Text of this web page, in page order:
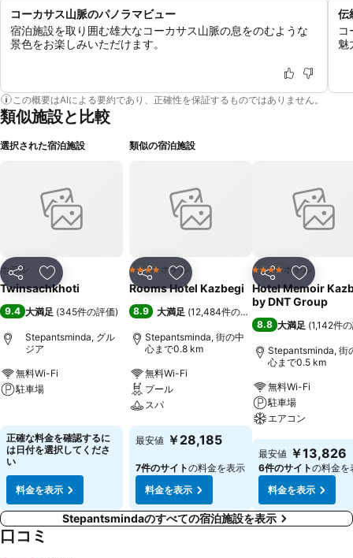
コーカサス山脈のパノラマビュー
宿泊施設を取り囲む雄大なコーカサス山脈の息をのむような
景色をお楽しみいただけます。
伝
コ
魅
この概要はAIによる要約であり、正確性を保証するものではありません。
類似施設と比較
選択された宿泊施設
シェア お気に入りに追加
ホテル
Twinsachkhoti
9.4 大満足 (345件の評価)
Stepantsminda, グル
ジア
無料Wi-Fi
駐車場
正確な料金を確認するに
は日付を選択してくださ
い
料金を表示
類似の宿泊施設
シェア お気に入りに追加
4 ホテルのランク
ホテル
Rooms Hotel Kazbegi
8.9 大満足 (12,484件の評価 )
Stepantsminda, 街の中
心まで0.8 km
無料Wi-Fi
プール
スパ
料金を表示
最安値 ￥28,185
7件のサイトの料金を表示
料金を表示
シェア お気に入
4 ホテルのランク
ホテル
Hotel Memoir
by DNT Group
8.8 大満足 (1,142件
Stepantsminda, 街
心まで0.5 km
無料Wi-Fi
駐車場
エアコン
料金を表示
最安値 ￥13,826
6件のサイトの料金を
料金を表示
Stepantsmindaのすべての宿泊施設を表示
口コミ